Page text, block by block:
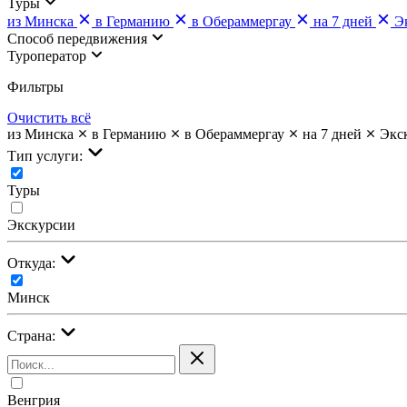
из Минска
в Германию в Обераммергау на 7 дней
Cпособ передвижения
Туроператор
Фильтры
Очистить всё
из Минска
в Германию в Обераммергау на 7 дней
Тип услуги:
Туры
Экскурсии
Откуда:
Минск
Страна:
Венгрия